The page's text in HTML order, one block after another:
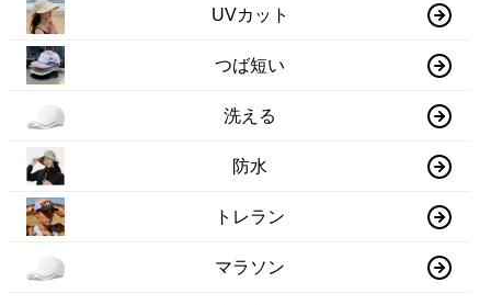
UVカット
つば短い
洗える
防水
トレラン
マラソン